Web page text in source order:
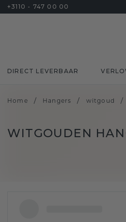
+3110 - 747 00 00
DIRECT LEVERBAAR
Home / Hangers / witgoud /
WITGOUDEN